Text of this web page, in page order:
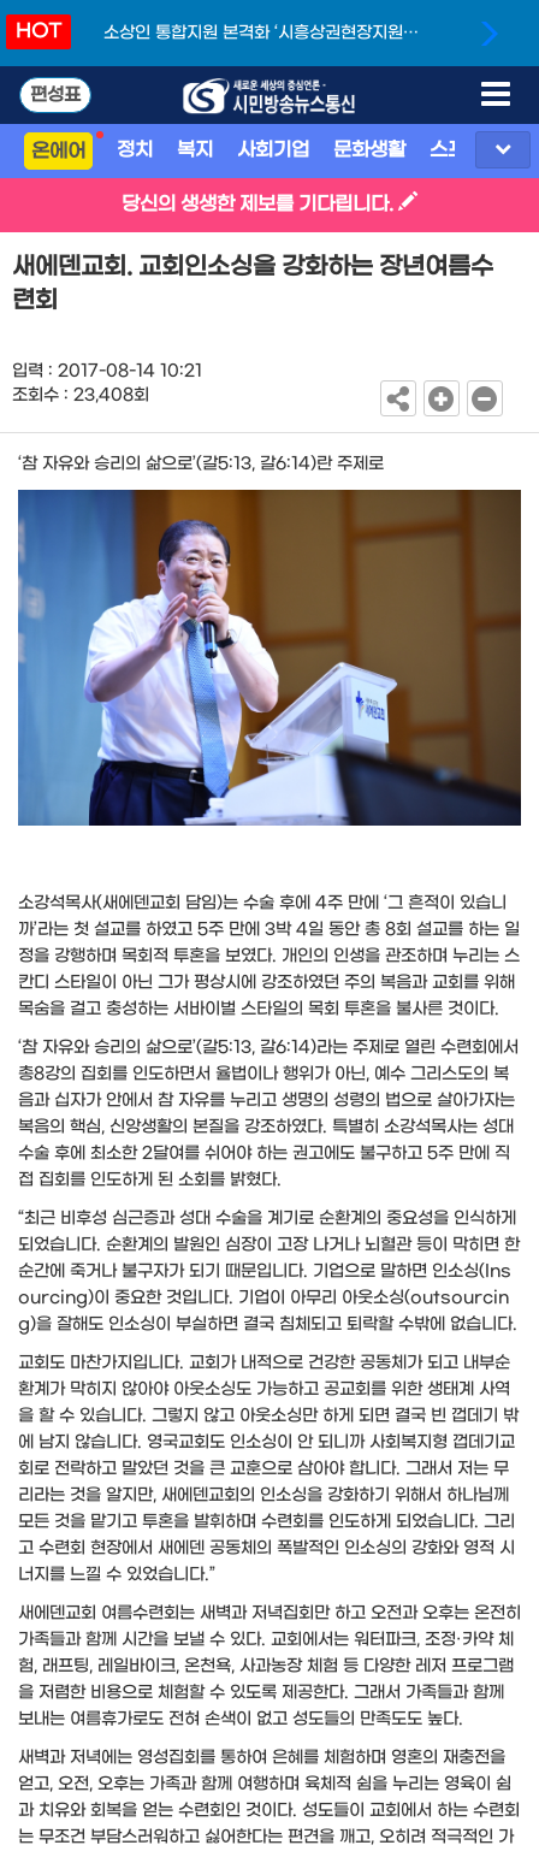
HOT
소상인 통합지원 본격화 ‘시흥상권현장지원단’
편성표
온에어 정치 복지 사회기업 문화생활 스포츠 지
당신의 생생한 제보를 기다립니다.
새에덴교회. 교회인소싱을 강화하는 장년여름수
련회
입력 : 2017-08-14 10:21
조회수 : 23,408회
‘참 자유와 승리의 삶으로’(갈5:13, 갈6:14)란 주제로
소강석목사(새에덴교회 담임)는 수술 후에 4주 만에 ‘그 흔적이 있습니
까’라는 첫 설교를 하였고 5주 만에 3박 4일 동안 총 8회 설교를 하는 일
정을 강행하며 목회적 투혼을 보였다. 개인의 인생을 관조하며 누리는 스
칸디 스타일이 아닌 그가 평상시에 강조하였던 주의 복음과 교회를 위해
목숨을 걸고 충성하는 서바이벌 스타일의 목회 투혼을 불사른 것이다.
‘참 자유와 승리의 삶으로’(갈5:13, 갈6:14)라는 주제로 열린 수련회에서
총8강의 집회를 인도하면서 율법이나 행위가 아닌, 예수 그리스도의 복
음과 십자가 안에서 참 자유를 누리고 생명의 성령의 법으로 살아가자는
복음의 핵심, 신앙생활의 본질을 강조하였다. 특별히 소강석목사는 성대
수술 후에 최소한 2달여를 쉬어야 하는 권고에도 불구하고 5주 만에 직
접 집회를 인도하게 된 소회를 밝혔다.
“최근 비후성 심근증과 성대 수술을 계기로 순환계의 중요성을 인식하게
되었습니다. 순환계의 발원인 심장이 고장 나거나 뇌혈관 등이 막히면 한
순간에 죽거나 불구자가 되기 때문입니다. 기업으로 말하면 인소싱(Ins
ourcing)이 중요한 것입니다. 기업이 아무리 아웃소싱(outsourcin
g)을 잘해도 인소싱이 부실하면 결국 침체되고 퇴락할 수밖에 없습니다.
교회도 마찬가지입니다. 교회가 내적으로 건강한 공동체가 되고 내부순
환계가 막히지 않아야 아웃소싱도 가능하고 공교회를 위한 생태계 사역
을 할 수 있습니다. 그렇지 않고 아웃소싱만 하게 되면 결국 빈 껍데기 밖
에 남지 않습니다. 영국교회도 인소싱이 안 되니까 사회복지형 껍데기교
회로 전락하고 말았던 것을 큰 교훈으로 삼아야 합니다. 그래서 저는 무
리라는 것을 알지만, 새에덴교회의 인소싱을 강화하기 위해서 하나님께
모든 것을 맡기고 투혼을 발휘하며 수련회를 인도하게 되었습니다. 그리
고 수련회 현장에서 새에덴 공동체의 폭발적인 인소싱의 강화와 영적 시
너지를 느낄 수 있었습니다.”
새에덴교회 여름수련회는 새벽과 저녁집회만 하고 오전과 오후는 온전히
가족들과 함께 시간을 보낼 수 있다. 교회에서는 워터파크, 조정·카약 체
험, 래프팅, 레일바이크, 온천욕, 사과농장 체험 등 다양한 레저 프로그램
을 저렴한 비용으로 체험할 수 있도록 제공한다. 그래서 가족들과 함께
보내는 여름휴가로도 전혀 손색이 없고 성도들의 만족도도 높다.
새벽과 저녁에는 영성집회를 통하여 은혜를 체험하며 영혼의 재충전을
얻고, 오전, 오후는 가족과 함께 여행하며 육체적 쉼을 누리는 영육이 쉼
과 치유와 회복을 얻는 수련회인 것이다. 성도들이 교회에서 하는 수련회
는 무조건 부담스러워하고 싫어한다는 편견을 깨고, 오히려 적극적인 가